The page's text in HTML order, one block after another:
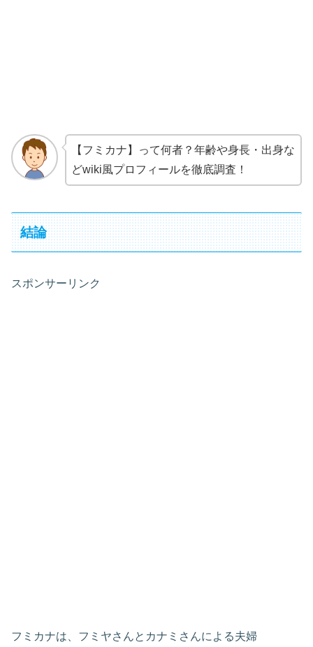
【フミカナ】って何者？年齢や身長・出身な
どwiki風プロフィールを徹底調査！
結論
スポンサーリンク
フミカナは、フミヤさんとカナミさんによる夫婦